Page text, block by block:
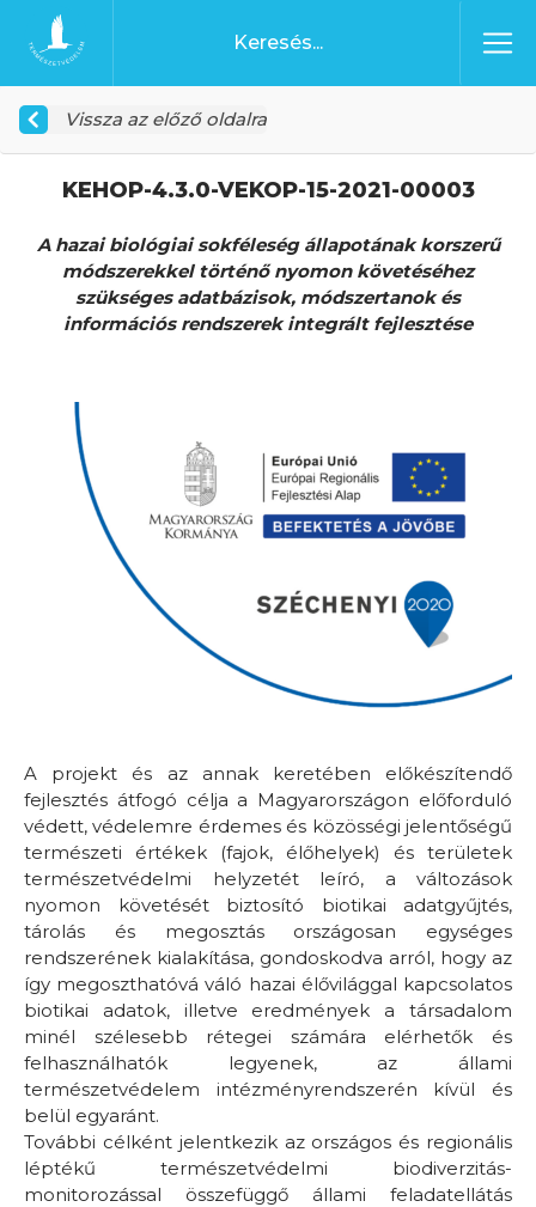
Ugrás a tartalomhoz
Főoldal
Vissza az előző oldalra
KEHOP-4.3.0-VEKOP-15-2021-00003
A hazai biológiai sokféleség állapotának korszerű
módszerekkel történő nyomon követéséhez
szükséges adatbázisok, módszertanok és
információs rendszerek integrált fejlesztése
A projekt és az annak keretében előkészítendő
fejlesztés átfogó célja a Magyarországon előforduló
védett, védelemre érdemes és közösségi jelentőségű
természeti értékek (fajok, élőhelyek) és területek
természetvédelmi helyzetét leíró, a változások
nyomon követését biztosító biotikai adatgyűjtés,
tárolás és megosztás országosan egységes
rendszerének kialakítása, gondoskodva arról, hogy az
így megoszthatóvá váló hazai élővilággal kapcsolatos
biotikai adatok, illetve eredmények a társadalom
minél szélesebb rétegei számára elérhetők és
felhasználhatók legyenek, az állami
természetvédelem intézményrendszerén kívül és
belül egyaránt.
További célként jelentkezik az országos és regionális
léptékű természetvédelmi biodiverzitás-
monitorozással összefüggő állami feladatellátás